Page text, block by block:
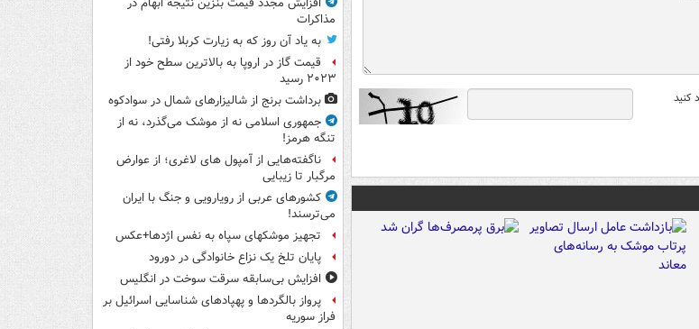
کنید
افزایش مجدد قیمت بنزین نتیجه ابهام در
مذاکرات
به یاد آن روز که به زیارت کربلا رفتی!
قیمت گاز در اروپا به بالاترین سطح خود از
۲۰۲۳ رسید
برداشت برنج از شالیزارهای شمال در سوادکوه
جمهوری اسلامی نه از موشک می‌گذرد، نه از
تنگه هرمز!
ناگفته‌هایی از آمپول های لاغری؛ از عوارض
مرگبار تا زیبایی
کشورهای عربی از رویارویی و جنگ با ایران
می‌ترسند!
تجهیز موشکهای سپاه به نفس اژدها+عکس
پایان تلخ یک نزاع خانوادگی در دورود
افزایش بی‌سابقه سرقت سوخت در انگلیس
پرواز بالگردها و پهپادهای شناسایی اسرائیل بر
فراز سوریه